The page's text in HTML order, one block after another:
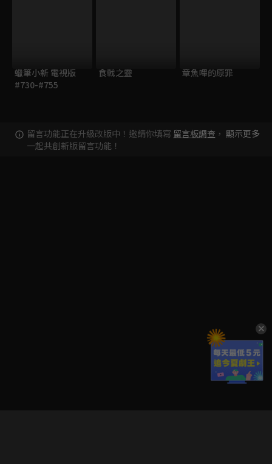
蠟筆小新 電視版
#730-#755
食戟之靈 章魚嗶的原罪
留言功能正在升級改版中！邀請你填寫 留言板調查 ，
一起共創新版留言功能！
顯示更多